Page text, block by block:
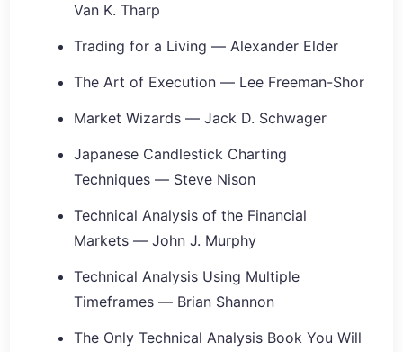
Van K. Tharp
Trading for a Living — Alexander Elder
The Art of Execution — Lee Freeman-Shor
Market Wizards — Jack D. Schwager
Japanese Candlestick Charting
Techniques — Steve Nison
Technical Analysis of the Financial
Markets — John J. Murphy
Technical Analysis Using Multiple
Timeframes — Brian Shannon
The Only Technical Analysis Book You Will